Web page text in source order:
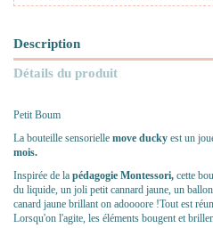
Description
Détails du produit
Petit Boum
La bouteille sensorielle move ducky est un
mois.
Inspirée de la pédagogie Montessori, cette
du liquide, un joli petit cannard jaune, un
canard jaune brillant on adoooore !Tout est
Lorsqu'on l'agite, les éléments bougent et